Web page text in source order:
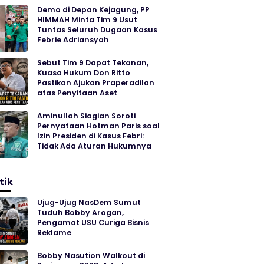
Demo di Depan Kejagung, PP
HIMMAH Minta Tim 9 Usut
Tuntas Seluruh Dugaan Kasus
Febrie Adriansyah
Sebut Tim 9 Dapat Tekanan,
Kuasa Hukum Don Ritto
Pastikan Ajukan Praperadilan
atas Penyitaan Aset
Aminullah Siagian Soroti
Pernyataan Hotman Paris soal
Izin Presiden di Kasus Febri:
Tidak Ada Aturan Hukumnya
Ujug-Ujug NasDem Sumut
Tuduh Bobby Arogan,
Pengamat USU Curiga Bisnis
Reklame
Bobby Nasution Walkout di